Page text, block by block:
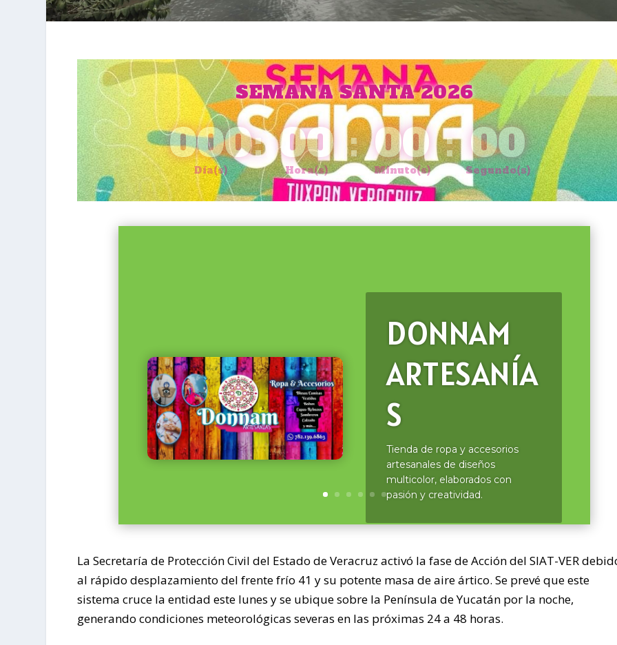
SEMANA SANTA 2026
000
Día(s)
: 00
Hora(s)
: 00
Minuto(s)
: 00
Segundo(s)
DONNAM
ARTESANÍA
S
Tienda de ropa y accesorios
artesanales de diseños
multicolor, elaborados con
pasión y creatividad.
La Secretaría de Protección Civil del Estado de Veracruz activó la fase de Acción del SIAT-VER
al rápido desplazamiento del frente frío 41 y su potente masa de aire ártico. Se prevé que este
sistema cruce la entidad este lunes y se ubique sobre la Península de Yucatán por la noche,
generando condiciones meteorológicas severas en las próximas 24 a 48 horas.